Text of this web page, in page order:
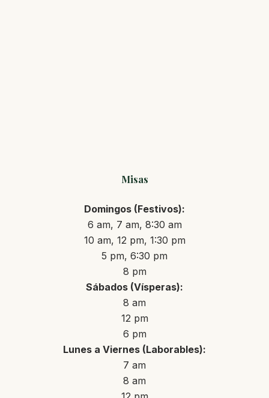
Misas
Domingos (Festivos):
6 am, 7 am, 8:30 am
10 am, 12 pm, 1:30 pm
5 pm, 6:30 pm
8 pm
Sábados (Vísperas):
8 am
12 pm
6 pm
Lunes a Viernes (Laborables):
7 am
8 am